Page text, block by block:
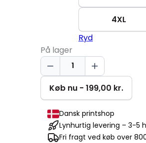
4XL
Ryd
På lager
Golf
Dads
Club
T-
shirt
antal
Køb nu - 199,00 kr.
Dansk printshop
Lynhurtig levering – 3-5
Fri fragt ved køb over